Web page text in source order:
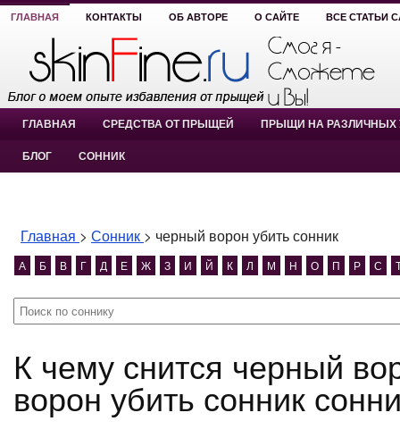
ГЛАВНАЯ КОНТАКТЫ ОБ АВТОРЕ О САЙТЕ ВСЕ СТАТЬИ
ГЛАВНАЯ СРЕДСТВА ОТ ПРЫЩЕЙ ПРЫЩИ НА РАЗЛИЧНЫХ
БЛОГ СОННИК
Главная > Сонник > черный ворон убить сонник
А Б В Г Д Е Ж З И Й К Л М Н О П Р С
К чему снится черный ворон убить сонник? черный
ворон убить сонник